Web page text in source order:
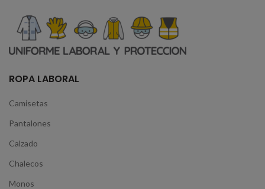
ROPA LABORAL
Camisetas
Pantalones
Calzado
Chalecos
Monos